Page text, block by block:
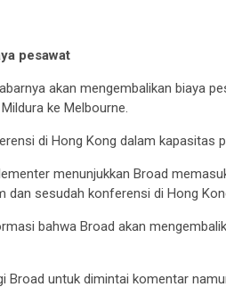
pesawat
akan mengembalikan biaya
ke Melbourne.
di Hong Kong dalam kapasitas
menunjukkan Broad
dan sesudah konferensi di Hong
bahwa Broad akan
Broad untuk dimintai komentar